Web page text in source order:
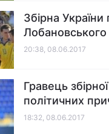
Збірна України
Лобановського
20:38, 08.06.2017
Гравець
політичних
18:32, 08.06.2017